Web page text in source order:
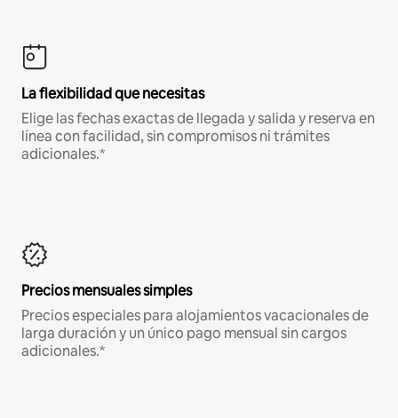
La flexibilidad que necesitas
Elige las fechas exactas de llegada y salida y reserva en
línea con facilidad, sin compromisos ni trámites
adicionales.*
Precios mensuales simples
Precios especiales para alojamientos vacacionales de
larga duración y un único pago mensual sin cargos
adicionales.*